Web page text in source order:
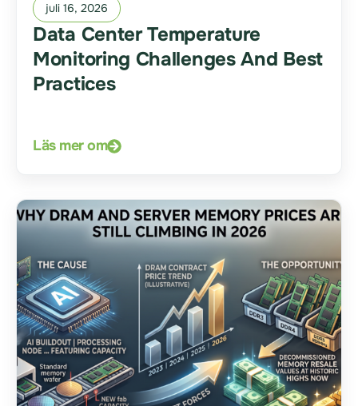
juli 16, 2026
Data Center Temperature
Monitoring Challenges And Best
Practices
Läs mer om